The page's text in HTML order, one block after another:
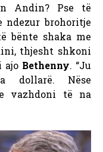
Andin? Pse të
ndezur brohoritje
bënte shaka me
thjesht shkoni
ajo Bethenny. “Ju
dollarë. Nëse
vazhdoni të na